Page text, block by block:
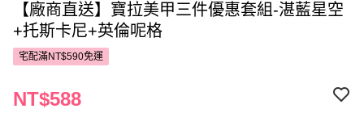
【廠商直送】寶拉美甲三件優惠套組-湛藍星空
+托斯卡尼+英倫呢格
宅配滿NT$590免運
NT$588